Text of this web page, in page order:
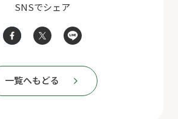
SNSでシェア
一覧へもどる